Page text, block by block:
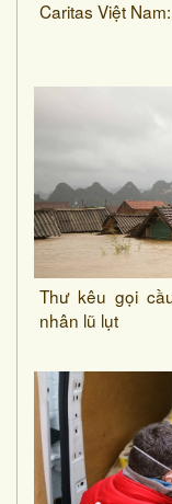
Caritas Việt
Thư kêu gọi
nhân lũ lụt